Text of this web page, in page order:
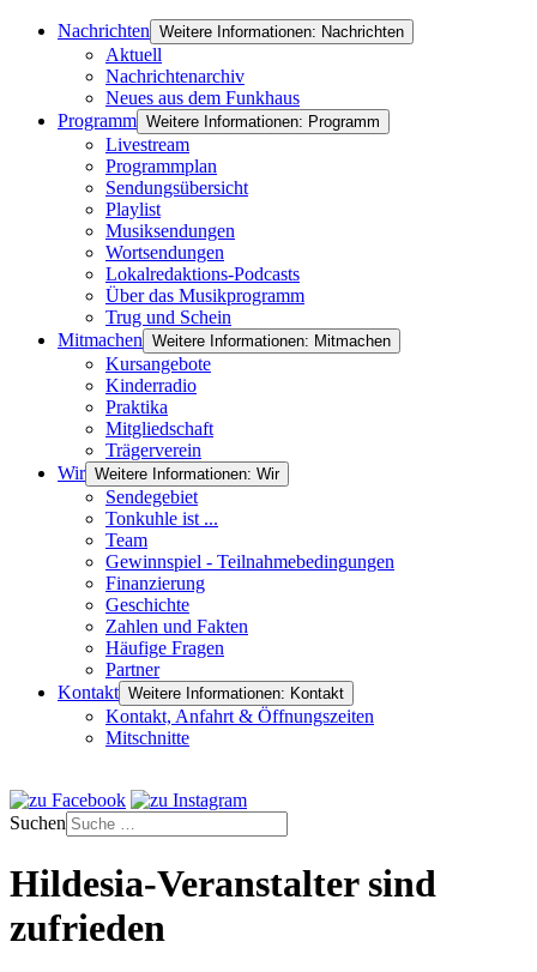
Nachrichten Weitere Informationen: Nachrichten
Aktuell
Nachrichtenarchiv
Neues aus dem Funkhaus
Programm Weitere Informationen: Programm
Livestream
Programmplan
Sendungsübersicht
Playlist
Musiksendungen
Wortsendungen
Lokalredaktions-Podcasts
Über das Musikprogramm
Trug und Schein
Mitmachen Weitere Informationen: Mitmachen
Kursangebote
Kinderradio
Praktika
Mitgliedschaft
Trägerverein
Wir Weitere Informationen: Wir
Sendegebiet
Tonkuhle ist ...
Team
Gewinnspiel - Teilnahmebedingungen
Finanzierung
Geschichte
Zahlen und Fakten
Häufige Fragen
Partner
Kontakt Weitere Informationen: Kontakt
Kontakt, Anfahrt & Öffnungszeiten
Mitschnitte
Suchen
Hildesia-Veranstalter sind
zufrieden